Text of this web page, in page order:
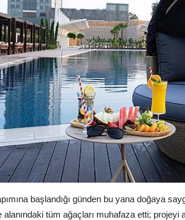
başlandığı günden bu yana doğaya
alanındaki tüm ağaçları muhafaza etti;